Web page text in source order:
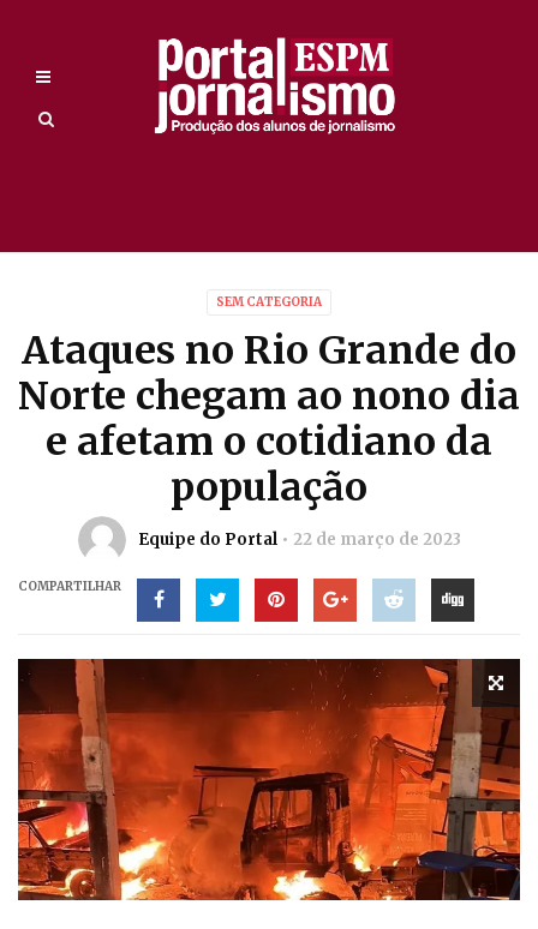
SEM CATEGORIA
Ataques no Rio Grande do
Norte chegam ao nono dia
e afetam o cotidiano da
população
Equipe do Portal 22 de março de 2023
COMPARTILHAR